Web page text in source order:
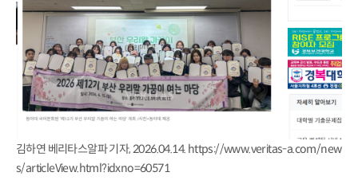
김하연 베리타스알파 기자, 2026.04.14. https://www.veritas-a.com/new
s/articleView.html?idxno=60571